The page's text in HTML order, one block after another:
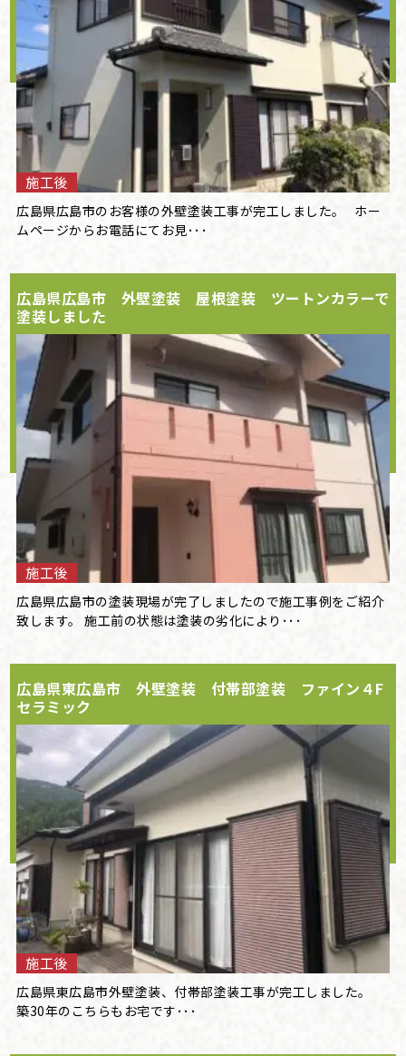
施工後
広島県広島市のお客様の外壁塗装工事が完工しました。 ホー
ムページからお電話にてお見･･･
広島県広島市 外壁塗装 屋根塗装 ツートンカラーで
塗装しました
施工後
広島県広島市の塗装現場が完了しましたので施工事例をご紹介
致します。 施工前の状態は塗装の劣化により･･･
広島県東広島市 外壁塗装 付帯部塗装 ファイン４F
セラミック
施工後
広島県東広島市外壁塗装、付帯部塗装工事が完工しました。
築30年のこちらもお宅です･･･